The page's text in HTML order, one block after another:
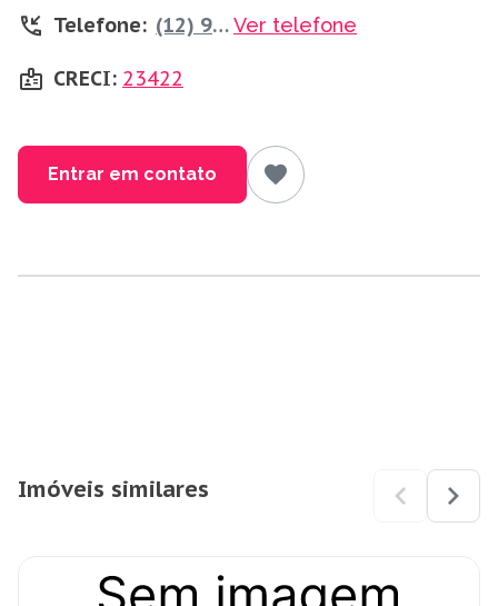
Telefone: (12) 99669-6490Ver telefone
CRECI: 23422
Entrar em contato
Imóveis similares